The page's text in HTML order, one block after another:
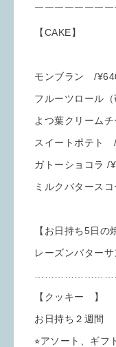
￣￣￣￣￣￣￣
【CAKE】
モンブラン /
フルーツロール
よつ葉クリーム
スイートポテト
ガトーショコラ /
ミルクバタース
【お日持ち5日の
レーズンバター
【クッキー 】
お日持ち２週間
⭐︎アソート、ギフ